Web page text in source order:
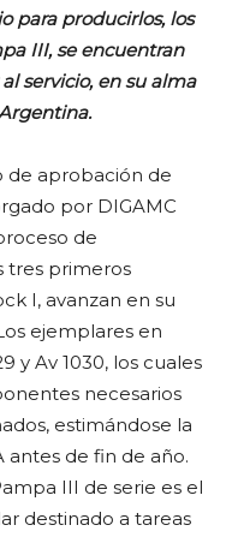
para producirlos, los
III, se encuentran
servicio, en su alma
de aprobación de
por DIGAMC
de
tres primeros
I, avanzan en su
ejemplares en
y Av 1030, los cuales
necesarios
estimándose la
antes de fin de año.
III de serie es el
destinado a tareas